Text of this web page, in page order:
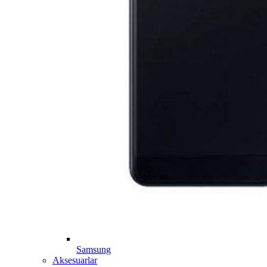
Samsung
Aksesuarlar